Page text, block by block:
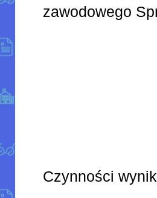
zawodowego
Czynności